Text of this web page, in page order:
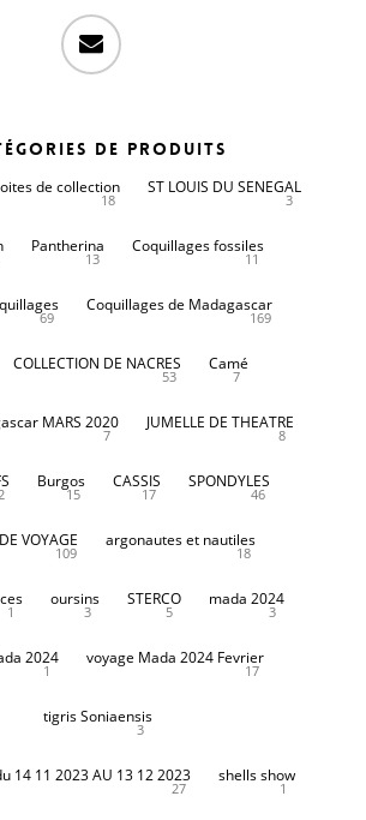
email
de produits
de collection
18
ST LOUIS DU SENEGAL
3
Pantherina
13
Coquillages fossiles
11
69
Coquillages de Madagascar
169
COLLECTION DE NACRES
53
Camé
7
MARS 2020
7
JUMELLE DE THEATRE
8
Burgos
15
CASSIS
17
SPONDYLES
46
VOYAGE
109
argonautes et nautiles
18
1
oursins
3
STERCO
5
mada 2024
3
2024
1
voyage Mada 2024 Fevrier
17
tigris Soniaensis
3
14 11 2023 AU 13 12 2023
27
shells show
1